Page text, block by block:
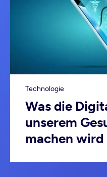
Technologie
Was die
unserem
machen wird